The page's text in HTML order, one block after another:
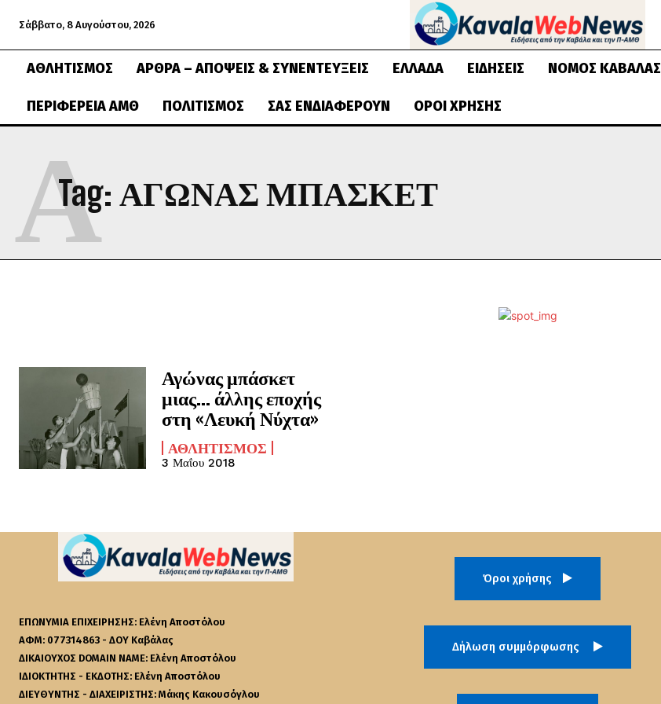
Σάββατο, 8 Αυγούστου, 2026
ΑΘΛΗΤΙΣΜΌΣ ΆΡΘΡΑ – ΑΠΌΨΕΙΣ & ΣΥΝΕΝΤΕΎΞΕΙΣ ΕΛΛΆΔΑ ΕΙΔΉΣΕΙΣ ΝΟΜΌΣ ΚΑΒΆΛΑΣ
ΠΕΡΙΦΈΡΕΙΑ ΑΜΘ ΠΟΛΙΤΙΣΜΌΣ ΣΑΣ ΕΝΔΙΑΦΈΡΟΥΝ ΌΡΟΙ ΧΡΉΣΗΣ
Tag: ΑΓΩΝΑΣ ΜΠΑΣΚΕΤ
Α
Αγώνας μπάσκετ
μιας… άλλης εποχής
στη «Λευκή Νύχτα»
ΑΘΛΗΤΙΣΜΌΣ
3 Μαΐου 2018
ΕΠΩΝΥΜΙΑ ΕΠΙΧΕΙΡΗΣΗΣ: Ελένη Αποστόλου
ΑΦΜ: 077314863 - ΔΟΥ Καβάλας
ΔΙΚΑΙΟΥΧΟΣ DOMAIN NAME: Ελένη Αποστόλου
ΙΔΙΟΚΤΗΤΗΣ - ΕΚΔΟΤΗΣ: Ελένη Αποστόλου
ΔΙΕΥΘΥΝΤΗΣ - ΔΙΑΧΕΙΡΙΣΤΗΣ: Μάκης Κακουσόγλου
Όροι χρήσης
Δήλωση συμμόρφωσης